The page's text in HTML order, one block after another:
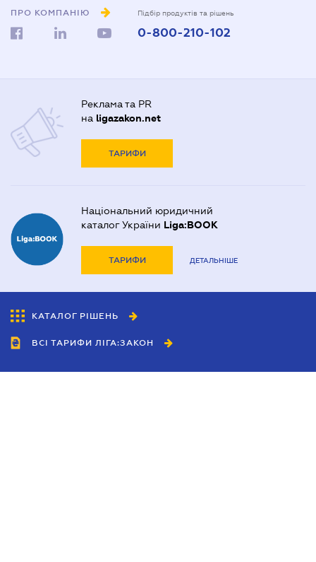
ПРО КОМПАНІЮ Підбір продуктів та рішень
0-800-210-102
Реклама та PR
на ligazakon.net
ТАРИФИ
Національний юридичний
каталог України Liga:BOOK
ТАРИФИ ДЕТАЛЬНІШЕ
КАТАЛОГ РІШЕНЬ
ВСІ ТАРИФИ ЛІГА:ЗАКОН